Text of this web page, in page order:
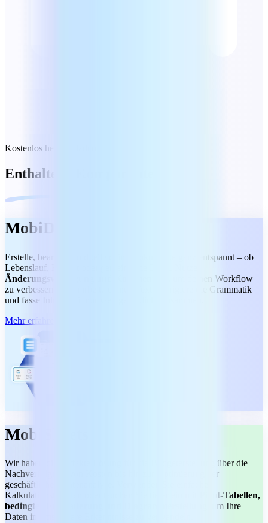
Kostenlos herunterladen
Enthaltene Komponenten
MobiDocs
Erstelle, bearbeite und teile deine Dokumente ganz entspannt – ob
Lebenslauf, Bericht oder gemeinsame Datei. Nutze
Änderungsverfolgung und Kommentare,
um deinen Workflow
zu verbessern. Überarbeite deinen Text, korrigiere die Grammatik
und fasse Inhalte mit nur wenigen Klicks zusammen.
Mehr erfahren
MobiSheets
Wir haben die perfekte Lösung für die Budgeterstellung über die
Nachverfolgung von Kosten bis hin zur Optimierung der
geschäftlichen Datenanalyse. Verwenden Sie einfache
Kalkulationstabellen oder tauchen Sie tiefer ein mit
Pivot-Tabellen,
bedingter Formatierung und Diagrammerstellung
, um Ihre
Daten in umsetzbare Erkenntnisse zu verwandeln.